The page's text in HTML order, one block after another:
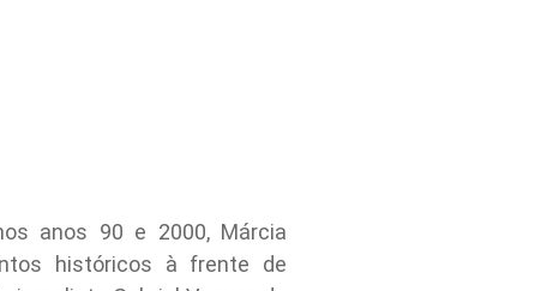
anos 90 e 2000, Márcia
históricos à frente de